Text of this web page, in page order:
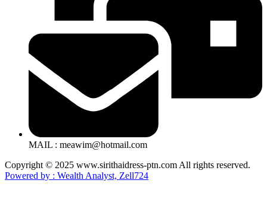
MAIL : meawim@hotmail.com
Copyright © 2025 www.sirithaidress-ptn.com All rights reserved.
Powered by : Wealth Analyst, Zell724